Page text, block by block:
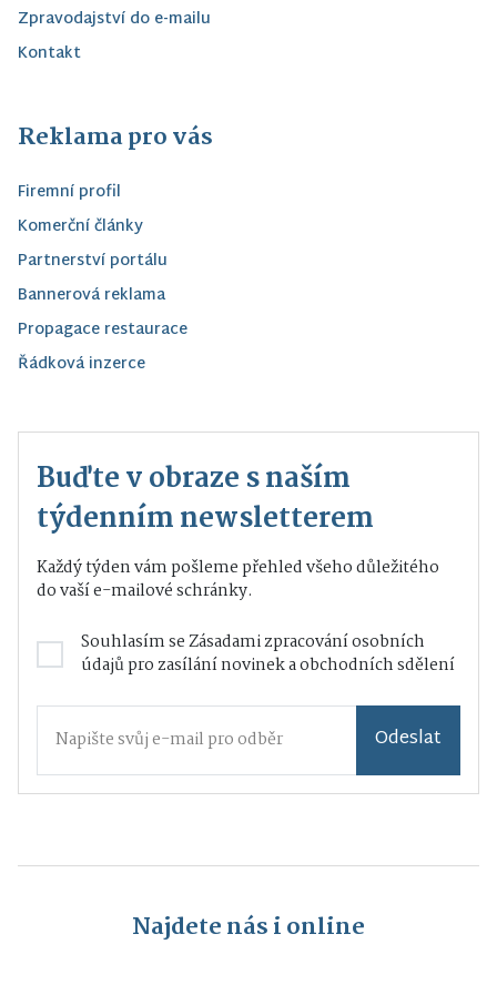
Zpravodajství do e-mailu
Kontakt
Reklama pro vás
Firemní profil
Komerční články
Partnerství portálu
Bannerová reklama
Propagace restaurace
Řádková inzerce
Buďte v obraze s naším
týdenním newsletterem
Každý týden vám pošleme přehled všeho důležitého
do vaší e-mailové schránky.
Souhlasím seZásadami zpracování osobních
údajůpro zasílání novinek a obchodních sdělení
Odeslat
Najdete nás i online